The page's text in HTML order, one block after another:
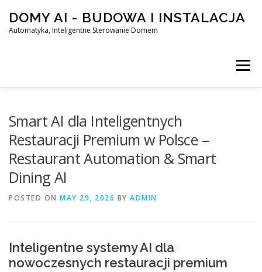
content
DOMY AI - BUDOWA I INSTALACJA
Automatyka, Inteligentne Sterowanie Domem
Menu
SMART DOM AI – AUTOMATYKA, INTELIGENTNE
BLOG KONTAKT
Smart AI dla Inteligentnych
Restauracji Premium w Polsce –
Restaurant Automation & Smart
Dining AI
POSTED ON MAY 29, 2026 BY ADMIN
Inteligentne systemy AI dla
nowoczesnych restauracji premium